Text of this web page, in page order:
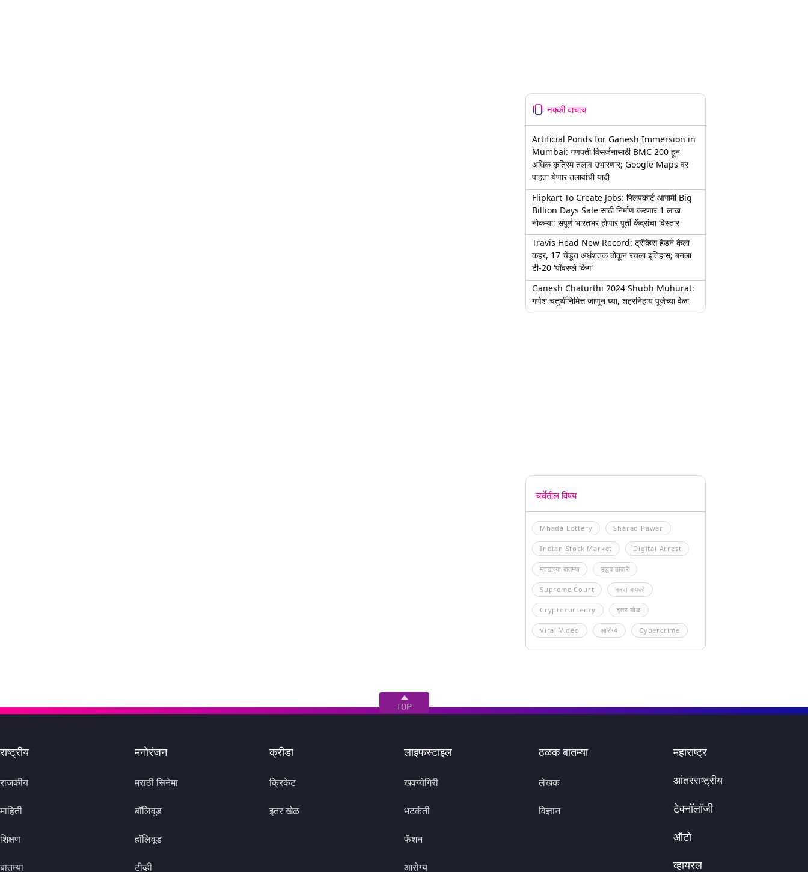
नक्की वाचाच
Artificial Ponds for Ganesh Immersion in
Mumbai: गणपती विसर्जनासाठी BMC 200 हून
अधिक कृत्रिम तलाव उभारणार; Google Maps वर
पाहता येणार तलावांची यादी
Flipkart To Create Jobs: फ्लिपकार्ट आगामी Big
Billion Days Sale साठी निर्माण करणार 1 लाख
नोकऱ्या; संपूर्ण भारतभर होणार पूर्ती केंद्रांचा विस्तार
Travis Head New Record: ट्रॅव्हिस हेडने केला
कहर, 17 चेंडूत अर्धशतक ठोकून रचला इतिहास; बनला
टी-20 'पॉवरप्ले किंग'
Ganesh Chaturthi 2024 Shubh Muhurat:
गणेश चतुर्थीनिमित्त जाणून घ्या, शहरनिहाय पूजेच्या वेळा
चर्चेतील विषय
Mhada Lottery Sharad Pawar
Indian Stock Market Digital Arrest
म्हाडाच्या बातम्या उद्धव ठाकरे
Supreme Court नवरा बायको
Cryptocurrency इतर खेळ
Viral Video आरोग्य Cybercrime
राष्ट्रीय
राजकीय
माहिती
शिक्षण
बातम्या
मनोरंजन
मराठी सिनेमा
बॉलिवूड
हॉलिवूड
टीव्ही
क्रीडा
क्रिकेट
इतर खेळ
लाइफस्टाइल
खवय्येगिरी
भटकंती
फॅशन
आरोग्य
ठळक बातम्या
लेखक
विज्ञान
महाराष्ट्र
आंतरराष्ट्रीय
टेक्नॉलॉजी
ऑटो
व्हायरल